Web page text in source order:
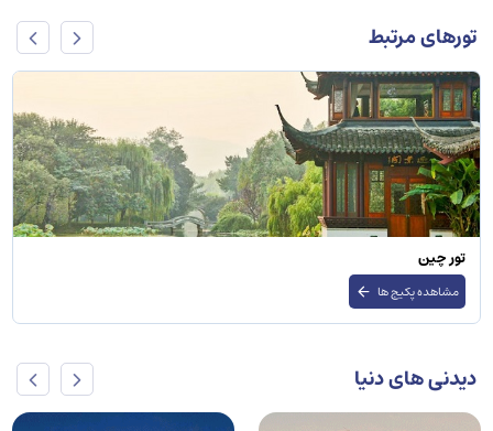
تورهای مرتبط
تور چین
مشاهده پکیج ها
دیدنی های دنیا